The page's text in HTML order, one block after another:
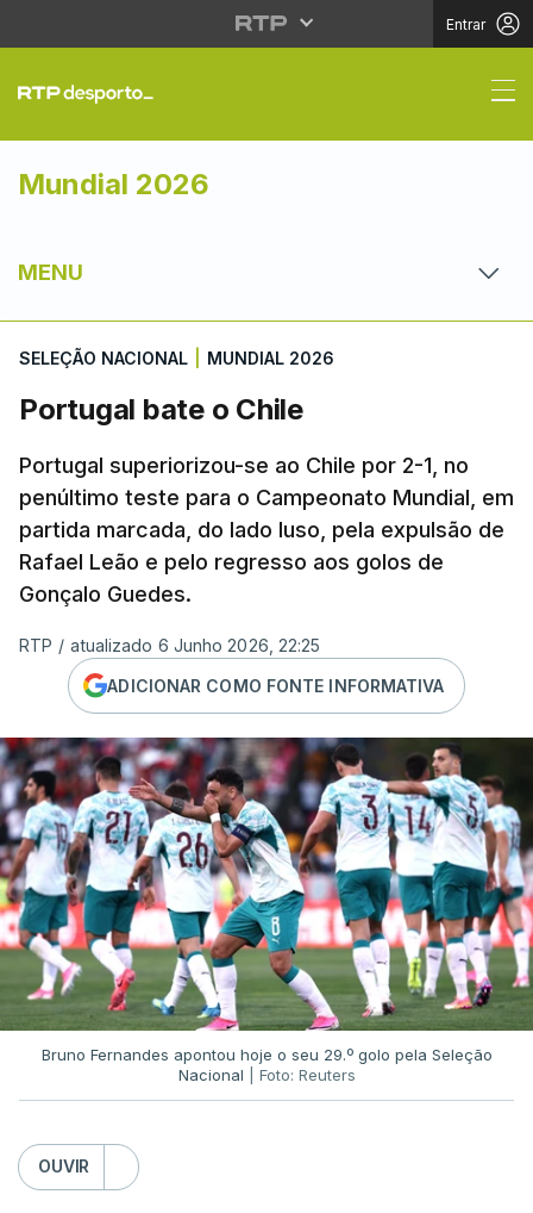
Entrar
Portugal bate o Chile
Mundial 2026
MENU
SELEÇÃO NACIONAL MUNDIAL 2026
Portugal bate o Chile
Portugal superiorizou-se ao Chile por 2-1, no
penúltimo teste para o Campeonato Mundial, em
partida marcada, do lado luso, pela expulsão de
Rafael Leão e pelo regresso aos golos de
Gonçalo Guedes.
RTP / atualizado 6 Junho 2026, 22:25
ADICIONAR COMO FONTE INFORMATIVA
Bruno Fernandes apontou hoje o seu 29.º golo pela Seleção
Nacional
| Foto: Reuters
OUVIR